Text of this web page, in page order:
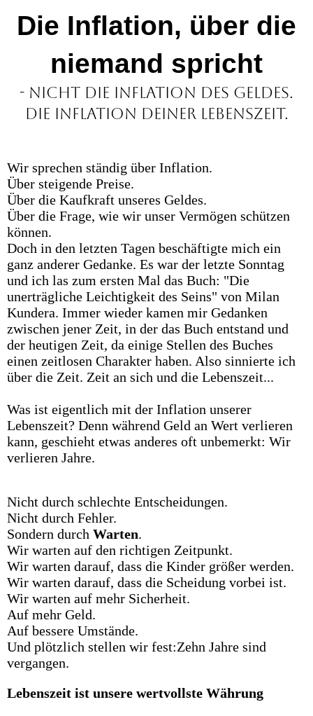
Die Inflation, über die
niemand spricht
- Nicht die Inflation des Geldes.
Die Inflation deiner Lebenszeit.
Wir sprechen ständig über Inflation.
Über steigende Preise.
Über die Kaufkraft unseres Geldes.
Über die Frage, wie wir unser Vermögen schützen
können.
Doch in den letzten Tagen beschäftigte mich ein
ganz anderer Gedanke. Es war der letzte Sonntag
und ich las zum ersten Mal das Buch: "Die
unerträgliche Leichtigkeit des Seins" von Milan
Kundera. Immer wieder kamen mir Gedanken
zwischen jener Zeit, in der das Buch entstand und
der heutigen Zeit, da einige Stellen des Buches
einen zeitlosen Charakter haben. Also sinnierte ich
über die Zeit. Zeit an sich und die Lebenszeit...
Was ist eigentlich mit der Inflation unserer
Lebenszeit? Denn während Geld an Wert verlieren
kann, geschieht etwas anderes oft unbemerkt: Wir
verlieren Jahre.
Nicht durch schlechte Entscheidungen.
Nicht durch Fehler.
Sondern durch Warten.
Wir warten auf den richtigen Zeitpunkt.
Wir warten darauf, dass die Kinder größer werden.
Wir warten darauf, dass die Scheidung vorbei ist.
Wir warten auf mehr Sicherheit.
Auf mehr Geld.
Auf bessere Umstände.
Und plötzlich stellen wir fest:Zehn Jahre sind
vergangen.
Lebenszeit ist unsere wertvollste Währung